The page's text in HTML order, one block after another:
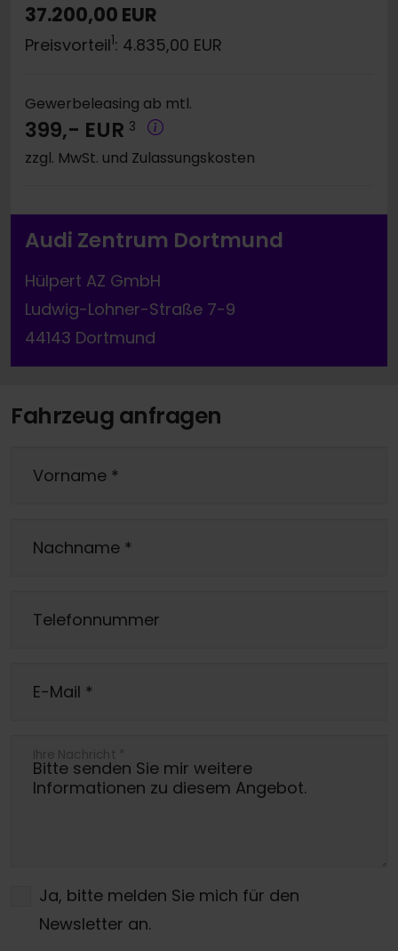
37.200,00 EUR
Preisvorteil1: 4.835,00 EUR
Gewerbeleasing ab mtl.
399,- EUR 3
zzgl. MwSt. und Zulassungskosten
Audi Zentrum Dortmund
Hülpert AZ GmbH
Ludwig-Lohner-Straße 7-9
44143 Dortmund
Fahrzeug anfragen
Vorname *
Nachname *
Telefonnummer
E-Mail *
Ihre Nachricht *
Ja, bitte melden Sie mich für den
Newsletter an.